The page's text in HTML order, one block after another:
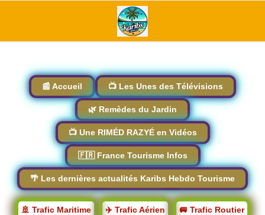
📰 Accueil 📺 Les Unes des Télévisions
🌿 Remèdes du Jardin
📺 Une RIMÉD RAZYÉ en Vidéos
🇫🇷 France Tourisme Infos
🌴 Les dernières actualités Karibs Hebdo Tourisme
🚢 Trafic Maritime ✈️ Trafic Aérien 🚐 Trafic Routier